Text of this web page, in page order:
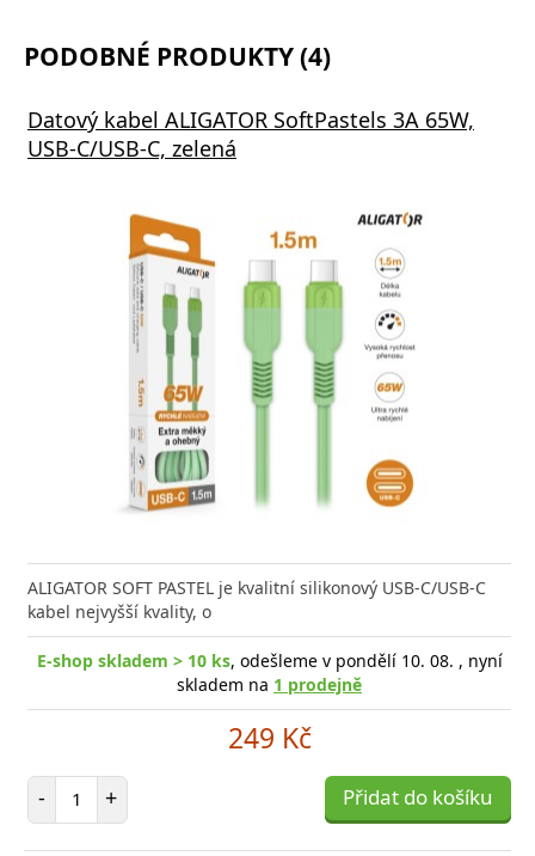
PODOBNÉ PRODUKTY (4)
Datový kabel ALIGATOR SoftPastels 3A 65W,
USB-C/USB-C, zelená
ALIGATOR SOFT PASTEL je kvalitní silikonový USB-C/USB-C
kabel nejvyšší kvality, o
E-shop skladem > 10 ks, odešleme v pondělí 10. 08. , nyní
skladem na 1 prodejně
249 Kč
- Počet položek
+ Přidat do košíku